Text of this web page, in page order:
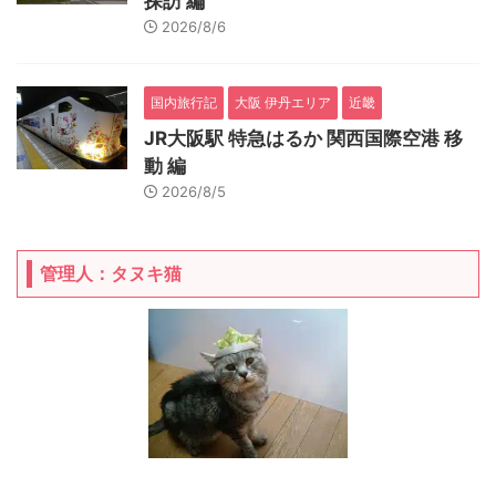
2026/8/6
国内旅行記 大阪 伊丹エリア 近畿
JR大阪駅 特急はるか 関西国際空港 移
動 編
2026/8/5
管理人：タヌキ猫